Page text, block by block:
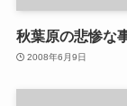
秋葉原の悲惨な
2008年6月9日